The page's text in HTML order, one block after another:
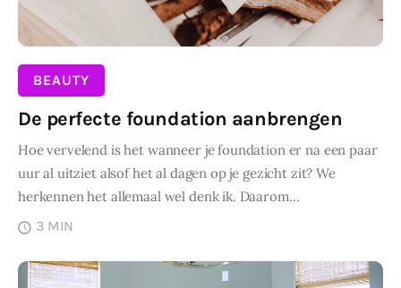
BEAUTY
De perfecte foundation aanbrengen
Hoe vervelend is het wanneer je foundation er na een paar
uur al uitziet alsof het al dagen op je gezicht zit? We
herkennen het allemaal wel denk ik. Daarom…
3 MIN
DELEN